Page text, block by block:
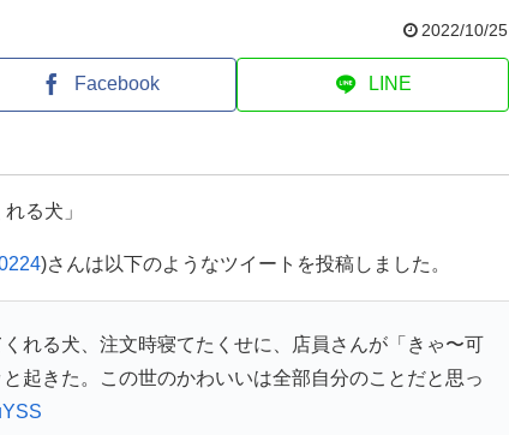
2022/10/25
Facebook LINE
る犬」
)さんは以下のようなツイートを投稿しました。
れる犬、注文時寝てたくせに、店員さんが「きゃ〜可
起きた。この世のかわいいは全部自分のことだと思っ